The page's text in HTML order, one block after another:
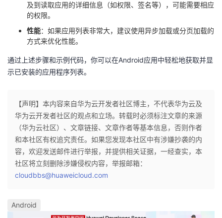
及到读取应用的详细信息（如权限、签名等），可能需要相应
的权限。
性能：如果应用列表非常大，建议使用异步加载或分页加载的
方式来优化性能。
通过上述步骤和示例代码，你可以在Android应用中轻松地获取并显
示已安装的应用程序列表。
【声明】本内容来自华为云开发者社区博主，不代表华为云及
华为云开发者社区的观点和立场。转载时必须标注文章的来源
（华为云社区）、文章链接、文章作者等基本信息，否则作者
和本社区有权追究责任。如果您发现本社区中有涉嫌抄袭的内
容，欢迎发送邮件进行举报，并提供相关证据，一经查实，本
社区将立刻删除涉嫌侵权内容，举报邮箱：
cloudbbs@huaweicloud.com
Android